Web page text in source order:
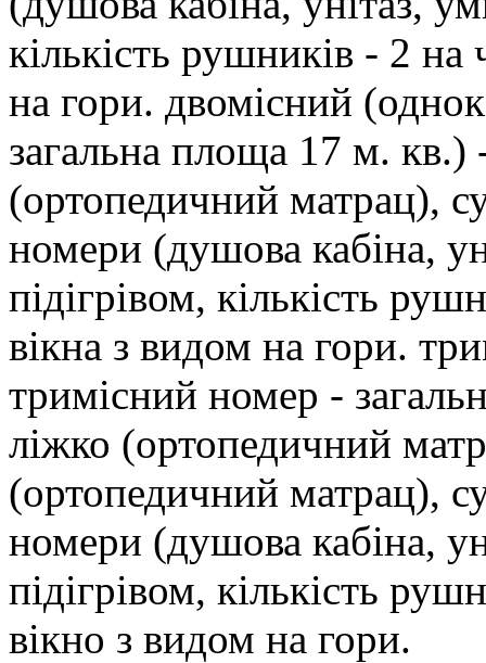
кількість рушників - 2
на гори. двомісний
загальна площа 17 м. кв.)
(ортопедичний матрац),
номери (душова кабіна,
підігрівом, кількість
вікна з видом на гори.
тримісний номер -
ліжко (ортопедичний
(ортопедичний матрац),
номери (душова кабіна,
підігрівом, кількість
вікно з видом на гори.